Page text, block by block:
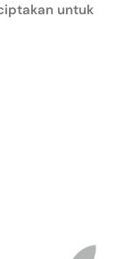
untuk